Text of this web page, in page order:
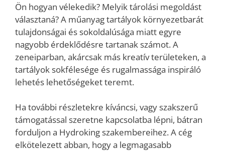
Ön hogyan vélekedik? Melyik tárolási megoldást
választaná? A műanyag tartályok környezetbarát
tulajdonságai és sokoldalúsága miatt egyre
nagyobb érdeklődésre tartanak számot. A
zeneiparban, akárcsak más kreatív területeken, a
tartályok sokfélesége és rugalmassága inspiráló
lehetés lehetőségeket teremt.
Ha további részletekre kíváncsi, vagy szakszerű
támogatással szeretne kapcsolatba lépni, bátran
forduljon a Hydroking szakembereihez. A cég
elkötelezett abban, hogy a legmagasabb